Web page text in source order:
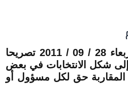
نشرت جريدة «الصباح» في عدم يوم الأربعاء 28 / 09 / 2011 تصريحا
شكل الانتخابات في بعض
المقاربة حق لكل مسؤول أو